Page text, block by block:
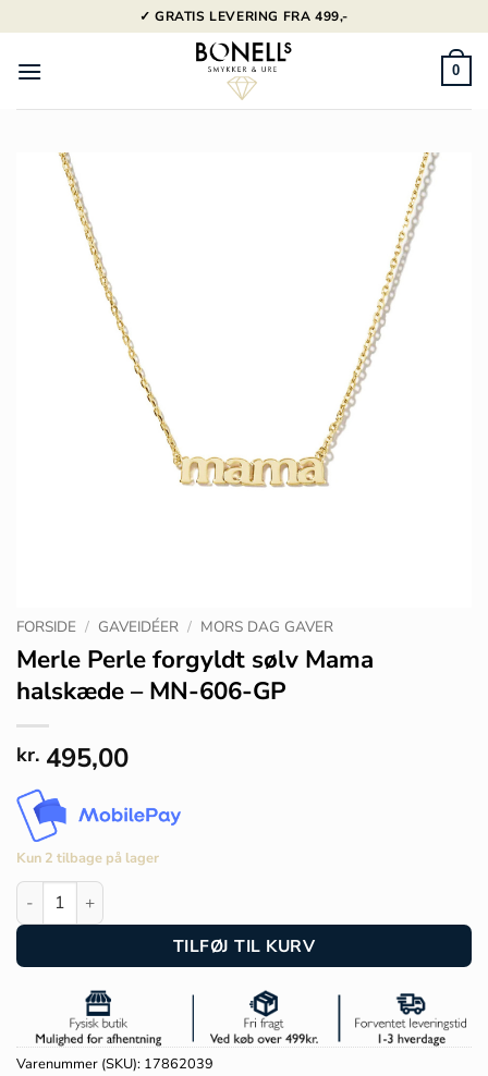
til
indhold
✓ GRATIS LEVERING FRA 499,-
0
FORSIDE / GAVEIDÉER / MORS DAG GAVER
Merle Perle forgyldt sølv Mama
halskæde – MN-606-GP
kr. 495,00
Kun 2 tilbage på lager
Merle Perle forgyldt sølv Mama halskæde - MN-606-GP antal
TILFØJ TIL KURV
Varenummer (SKU): 17862039